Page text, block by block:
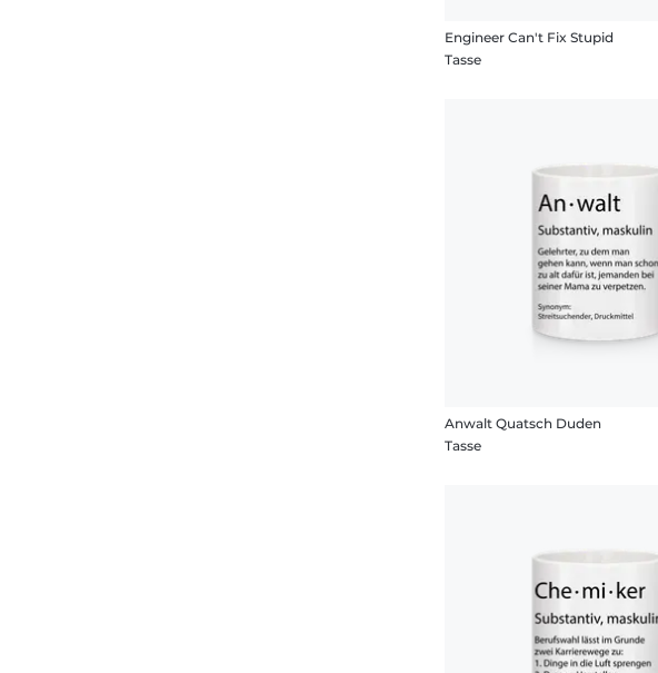
Engineer Can't Fix Stupid
Tasse
Anwalt Quatsch Duden
Tasse